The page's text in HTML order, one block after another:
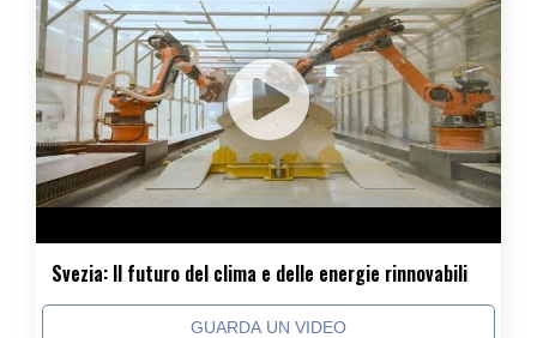
Svezia: Il futuro del clima e delle energie rinnovabili
GUARDA UN VIDEO